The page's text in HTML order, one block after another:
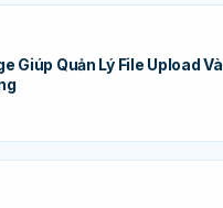
Giúp Quản Lý File Upload Và